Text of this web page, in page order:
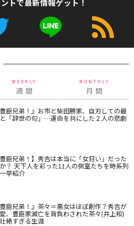
トで最新情報ゲット！
WEEKLY
週 間
MONTHLY
月 間
豊臣兄弟！』お市と柴田勝家、自刃しての最
「辞世の句」…運命を共にした２人の悲劇
豊臣兄弟！】秀吉は本当に「女狂い」だった
？ 天下人を彩った11人の側室たちを時系列
挙紹介
豊臣兄弟！』茶々＝悪女はほぼ創作？秀吉が
、豊臣家滅亡を背負わされた茶々(井上和)
絶すぎる生涯